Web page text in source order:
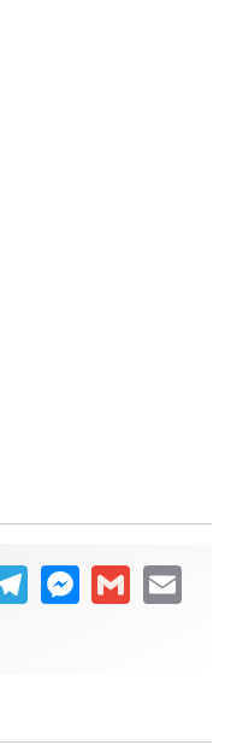
TelegramMessenger
Gmail Email